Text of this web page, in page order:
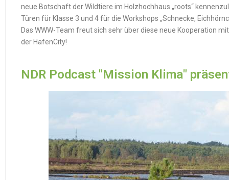
neue Botschaft der Wildtiere im Holzhochhaus „roots“
Türen für Klasse 3 und 4 für die Workshops „Schnecke,
Das WWW-Team freut sich sehr über diese neue Kooperation
der HafenCity!
NDR Podcast "Mission Klima"